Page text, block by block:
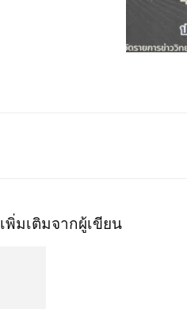
เพิ่มเติมจากผู้เขียน